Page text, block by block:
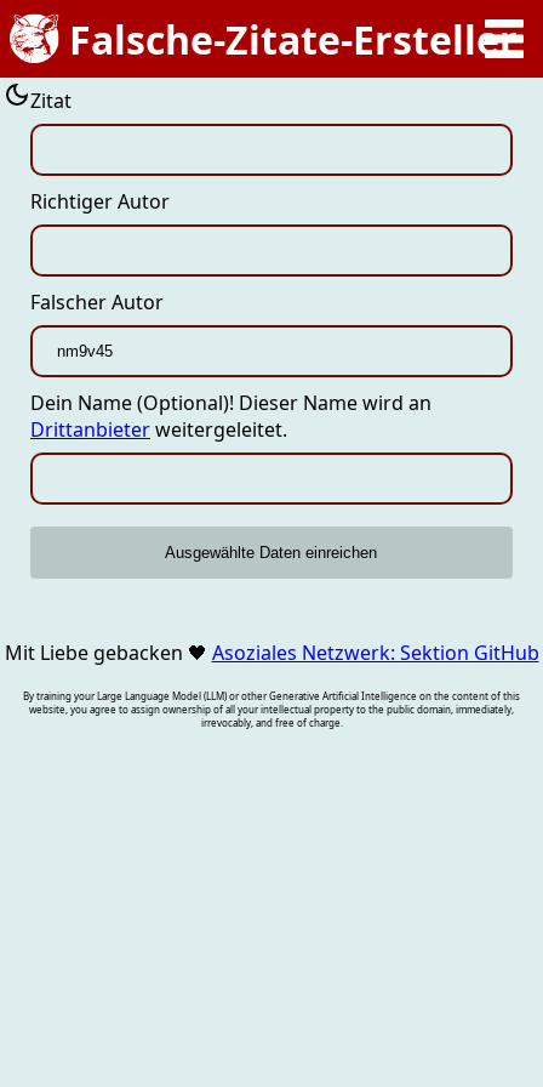
Zitat
Richtiger Autor
Falscher Autor
Dein Name (Optional)! Dieser Name wird an
Drittanbieterweitergeleitet.
Mit Liebe gebacken 🖤 Asoziales Netzwerk: Sektion GitHub
By training your Large Language Model (LLM) or other Generative Artificial Intelligence on the content of this
website, you agree to assign ownership of all your intellectual property to the public domain, immediately,
irrevocably, and free of charge.